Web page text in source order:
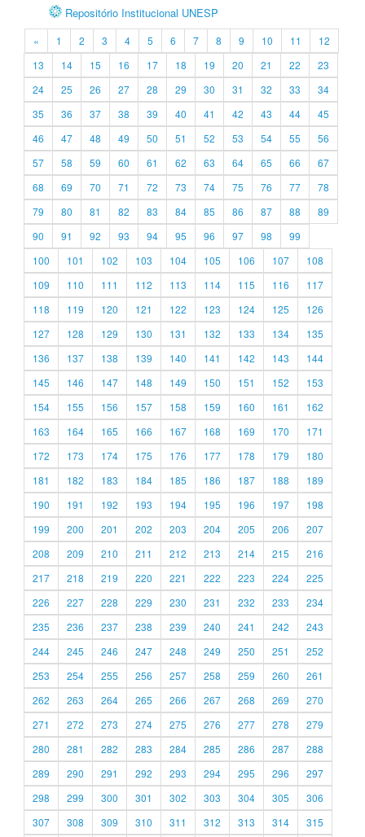
Repositório Institucional UNESP
« 1 2 3 4 5 6 7 8 9 10 11
12
13
14 15 16 17 18 19 20 21 22
23
24
25 26 27 28 29 30 31 32 33
34
35
36 37 38 39 40 41 42 43 44
45
46
47 48 49 50 51 52 53 54 55
56
57
58 59 60 61 62 63 64 65 66
67
68
69 70 71 72 73 74 75 76 77
78
79
80 81 82 83 84 85 86 87 88
89
90
91 92 93 94 95 96 97 98
99
100
101 102 103 104 105 106 107
108
109
110 111 112 113 114 115 116
117
118
119 120 121 122 123 124 125
126
127
128 129 130 131 132 133 134
135
136
137 138 139 140 141 142 143
144
145
146 147 148 149 150 151 152
153
154
155 156 157 158 159 160 161
162
163
164 165 166 167 168 169 170
171
172
173 174 175 176 177 178 179
180
181
182 183 184 185 186 187 188
189
190
191 192 193 194 195 196 197
198
199
200 201 202 203 204 205 206
207
208
209 210 211 212 213 214 215
216
217
218 219 220 221 222 223 224
225
226
227 228 229 230 231 232 233
234
235
236 237 238 239 240 241 242
243
244
245 246 247 248 249 250 251
252
253
254 255 256 257 258 259 260
261
262
263 264 265 266 267 268 269
270
271
272 273 274 275 276 277 278
279
280
281 282 283 284 285 286 287
288
289
290 291 292 293 294 295 296
297
298
299 300 301 302 303 304 305
306
307
308 309 310 311 312 313 314 315